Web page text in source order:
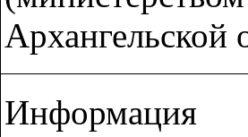
Архангельской
Информация